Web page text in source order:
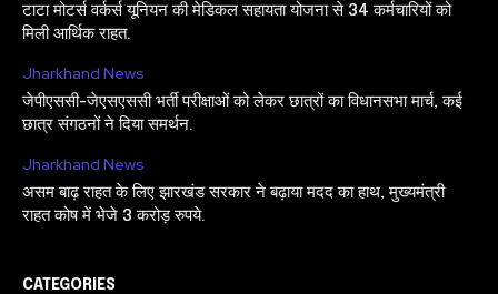
टाटा मोटर्स वर्कर्स यूनियन की मेडिकल सहायता योजना से 34 कर्मचारियों को
मिली आर्थिक राहत.
Jharkhand News
जेपीएससी-जेएसएससी भर्ती परीक्षाओं को लेकर छात्रों का विधानसभा मार्च, कई
छात्र संगठनों ने दिया समर्थन.
Jharkhand News
असम बाढ़ राहत के लिए झारखंड सरकार ने बढ़ाया मदद का हाथ, मुख्यमंत्री
राहत कोष में भेजे 3 करोड़ रुपये.
CATEGORIES